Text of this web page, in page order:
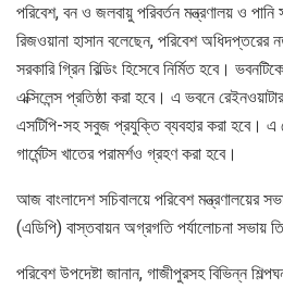
পরিবেশ, বন ও জলবায়ু পরিবর্তন মন্ত্রণালয় ও পানি
রিজওয়ানা হাসান বলেছেন, পরিবেশ
সরকারি গ্রিন বিল্ডিং হিসেবে নির্মিত হবে।
এক্সিলেন্স প্রতিষ্ঠা করা হবে। এ ভবনে
এসটিপি-সহ সবুজ প্রযুক্তি ব্যবহার করা হবে। এ
গার্মেন্টস খাতের পরামর্শও গ্রহণ করা হবে।
আজ বাংলাদেশ সচিবালয়ে পরিবেশ মন্ত্রণালয়ের
(এডিপি) বাস্তবায়ন অগ্রগতি পর্যালোচনা সভায়
পরিবেশ উপদেষ্টা জানান, গাজীপুরসহ বিভিন্ন